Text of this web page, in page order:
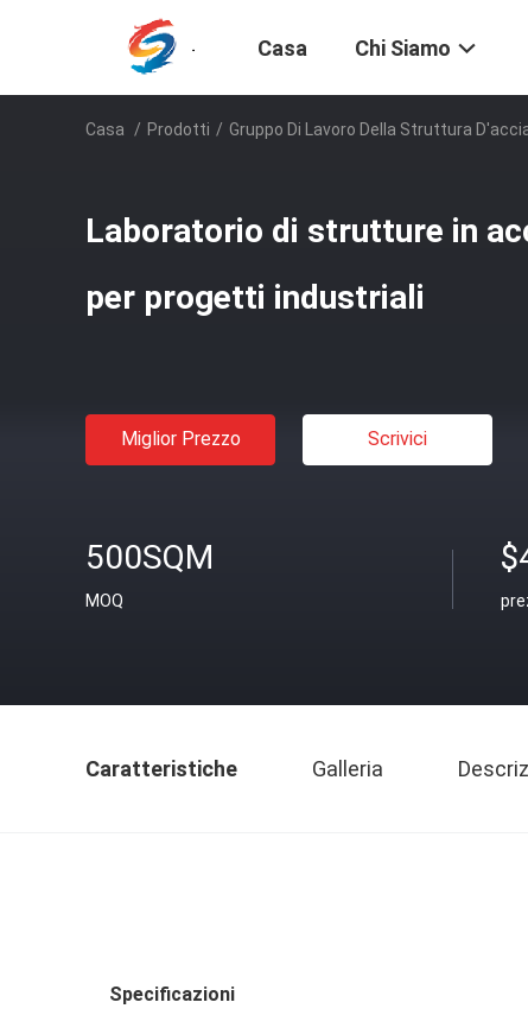
Casa Chi Siamo
Casa / Prodotti / Gruppo Di Lavoro Della Struttura
Laboratorio di strutture in
per progetti industriali
Miglior Prezzo Scrivici
500SQM
MOQ
Caratteristiche Galleria
Specificazioni